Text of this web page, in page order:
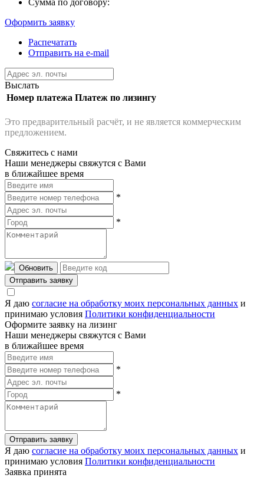
Оформить заявку
Распечатать
Отправить на e-mail
Выслать
Номер платежа Платеж по лизингу
Это предварительный расчёт, и не является коммерческим
предложением.
Свяжитесь с нами
Наши менеджеры свяжутся с Вами
в ближайшее время
*
*
Обновить
Отправить заявку
Я даю согласие на обработку моих персональных данных и
принимаю условия Политики конфиденциальности
Оформите заявку на лизинг
Наши менеджеры свяжутся с Вами
в ближайшее время
*
*
Отправить заявку
Я даю согласие на обработку моих персональных данных и
принимаю условия Политики конфиденциальности
Заявка принята